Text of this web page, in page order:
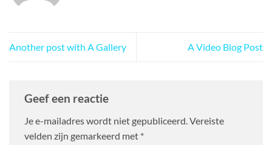
Another post with A Gallery A Video Blog Post
Geef een reactie
Je e-mailadres wordt niet gepubliceerd.Vereiste
velden zijn gemarkeerd met *